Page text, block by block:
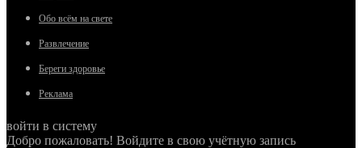
Обо всём на свете
Развлечение
Береги здоровье
Реклама
войти в систему
Добро пожаловать! Войдите в свою учётную запись